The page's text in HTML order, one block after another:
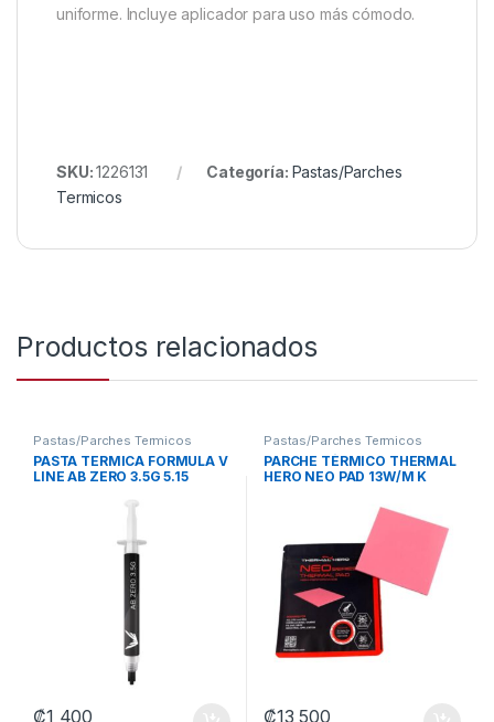
uniforme. Incluye aplicador para uso más cómodo.
SKU:1226131 Categoría: Pastas/Parches
Termicos
Productos relacionados
Pastas/Parches Termicos
PASTA TERMICA FORMULA V
LINE AB ZERO 3.5G 5.15
4711401661207
₡1 400
Pastas/Parches Termicos
PARCHE TÉRMICO THERMAL
HERO NEO PAD 13W/M K
100X100MM TH-412120
₡13 500